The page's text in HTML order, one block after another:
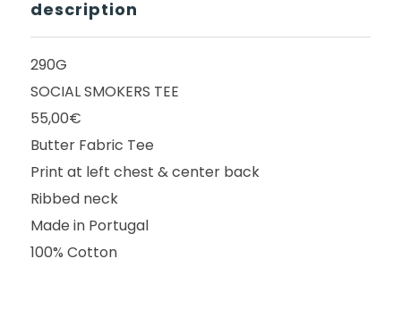
description
290G
SOCIAL SMOKERS TEE
55,00€
Butter Fabric Tee
Print at left chest & center back
Ribbed neck
Made in Portugal
100% Cotton